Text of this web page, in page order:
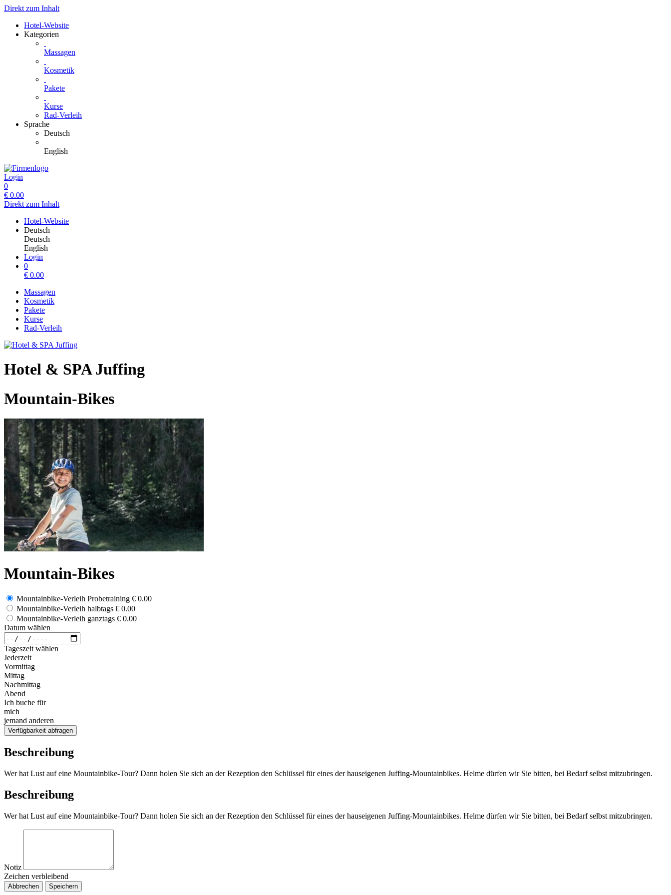
Direkt zum Inhalt
Hotel-Website
Kategorien
Massagen
Kosmetik
Pakete
Kurse
Rad-Verleih
Sprache
Deutsch
English
Login
0
€ 0.00
Direkt zum Inhalt
Hotel-Website
Deutsch
Deutsch
English
Login
0
€ 0.00
Massagen
Kosmetik
Pakete
Kurse
Rad-Verleih
Hotel & SPA Juffing
Mountain-Bikes
Mountain-Bikes
Mountainbike-Verleih Probetraining € 0.00
Mountainbike-Verleih halbtags € 0.00
Mountainbike-Verleih ganztags € 0.00
Datum wählen
Tageszeit wählen
Jederzeit
Vormittag
Mittag
Nachmittag
Abend
Ich buche für
mich
jemand anderen
Verfügbarkeit abfragen
Beschreibung
Wer hat Lust auf eine Mountainbike-Tour? Dann holen Sie sich an der Rezeption den Schlüssel für eines der hauseigenen Juffing-Mountainbikes. Helme dürfen wir Sie bitten, bei Bedarf selbst mitzubringen.
Beschreibung
Wer hat Lust auf eine Mountainbike-Tour? Dann holen Sie sich an der Rezeption den Schlüssel für eines der hauseigenen Juffing-Mountainbikes. Helme dürfen wir Sie bitten, bei Bedarf selbst mitzubringen.
Notiz
Zeichen verbleibend
Abbrechen Speichern